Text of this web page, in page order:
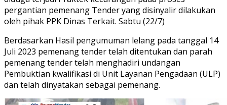
pergantian pemenang Tender yang disinyalir dilakukan
oleh pihak PPK Dinas Terkait. Sabtu (22/7)
Berdasarkan Hasil pengumuman lelang pada tanggal 14
Juli 2023 pemenang tender telah ditentukan dan parah
pemenang tender telah menghadiri undangan
Pembuktian kwalifikasi di Unit Layanan Pengadaan (ULP)
dan telah dinyatakan sebagai pemenang.